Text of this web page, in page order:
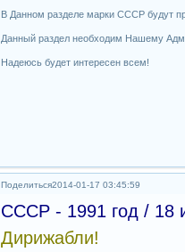
В Данном разделе марки СССР будут
Данный раздел необходим Нашему
Надеюсь будет интересен всем!
Поделиться2014-01-17 03:45:59
СССР - 1991 год / 18
Дирижабли!